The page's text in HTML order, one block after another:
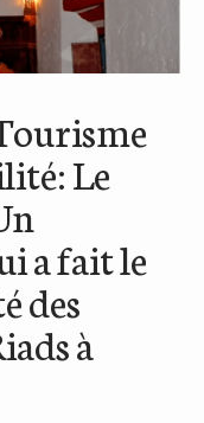
Le
a fait le
des
à